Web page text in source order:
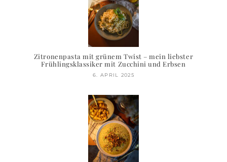
Zitronenpasta mit grünem Twist – mein liebster
Frühlingsklassiker mit Zucchini und Erbsen
6. APRIL 2025